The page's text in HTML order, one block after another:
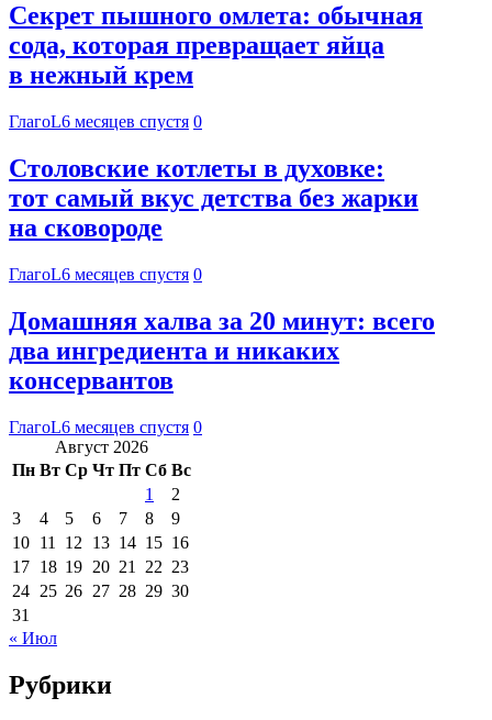
Секрет пышного омлета: обычная
сода, которая превращает яйца
в нежный крем
ГлагоL6 месяцев спустя 0
Столовские котлеты в духовке:
тот самый вкус детства без жарки
на сковороде
ГлагоL6 месяцев спустя 0
Домашняя халва за 20 минут: всего
два ингредиента и никаких
консервантов
ГлагоL6 месяцев спустя 0
Август 2026
Пн Вт Ср Чт Пт Сб Вс
1
2
3
4 5 6 7 8
9
10 11 12 13 14 15 16
17 18 19 20 21 22 23
24 25 26 27 28 29 30
31
« Июл
Рубрики